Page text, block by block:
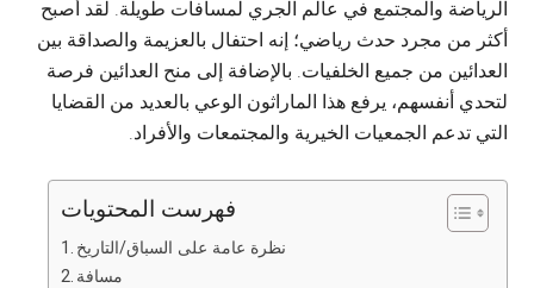
الرياضة والمجتمع في عالم الجري لمسافات طويلة. لقد أصبح
أكثر من مجرد حدث رياضي؛ إنه احتفال بالعزيمة والصداقة بين
العدائين من جميع الخلفيات. بالإضافة إلى منح العدائين فرصة
لتحدي أنفسهم، يرفع هذا الماراثون الوعي بالعديد من القضايا
التي تدعم الجمعيات الخيرية والمجتمعات والأفراد.
فهرست المحتويات
نظرة عامة على السباق/التاريخ
مسافة